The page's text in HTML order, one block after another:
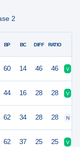
2
BP BC DIFF RATIO
60 14 46 46 V
44 16 28 28 V
62 34 28 28 N
62 37 25 25 V